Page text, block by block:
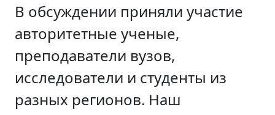
В обсуждении приняли участие
авторитетные ученые,
преподаватели вузов,
исследователи и студенты из
разных регионов. Наш